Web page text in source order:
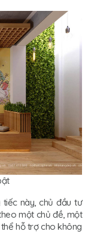
này, chủ đầu tư
một chủ đề, một
hỗ trợ cho không